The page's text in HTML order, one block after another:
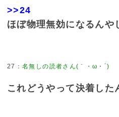
>>24
ほぼ物理無効になるんや
27
これどうやって決着した